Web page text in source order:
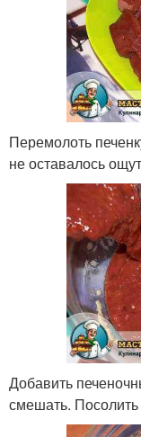
Перемолоть
не оставалось
Добавить
смешать.